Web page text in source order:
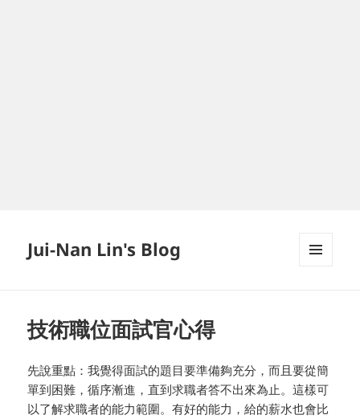
Jui-Nan Lin's Blog
技術職位面試官心得
先說重點：我覺得面試的題目要準備夠充分，而且要從簡
單到困難，循序漸進，直到求職者答不出來為止。這樣可
以了解求職者的能力範圍。有好的能力，給的薪水也會比